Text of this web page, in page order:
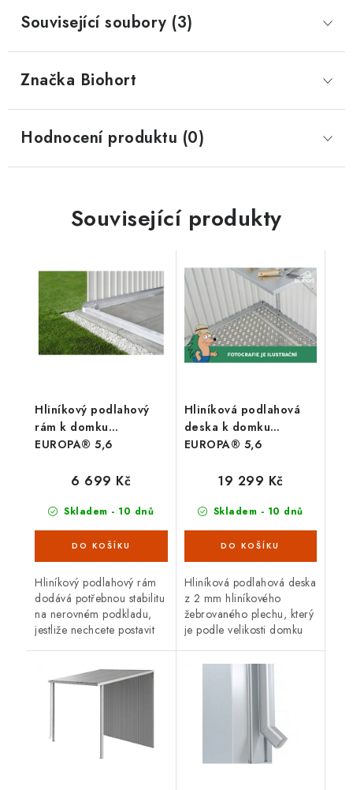
Související soubory (3)
Značka Biohort
Hodnocení produktu (0)
Související produkty
Hliníkový podlahový
rám k domku
EUROPA® 5,6
Skladem - 10 dnů
6 699 Kč
Hliníkový podlahový rám
dodává potřebnou stabilitu
na nerovném podkladu,
jestliže nechcete postavit
profilů (40 x 40 mm) s
rohovými...
Hliníková podlahová
deska k domku
EUROPA® 5,6
Skladem - 10 dnů
19 299 Kč
Hliníková podlahová deska
z 2 mm hliníkového
žebrovaného plechu, který
je podle velikosti domku
včetně spojovacích profilů;
pro optimální položení je...